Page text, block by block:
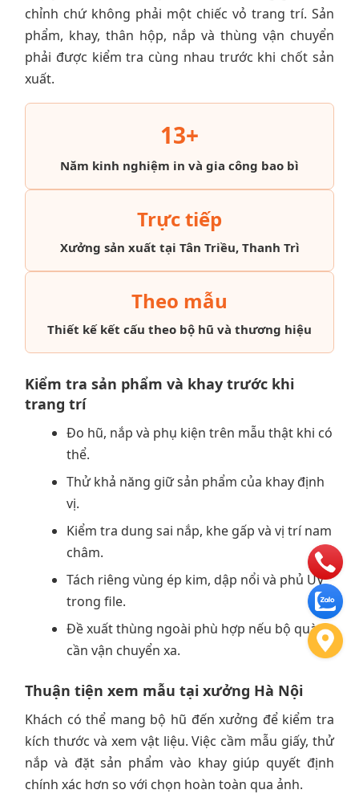
chỉnh chứ không phải một chiếc vỏ trang trí. Sản
phẩm, khay, thân hộp, nắp và thùng vận chuyển
phải được kiểm tra cùng nhau trước khi chốt sản
xuất.
13+
Năm kinh nghiệm in và gia công bao bì
Trực tiếp
Xưởng sản xuất tại Tân Triều, Thanh Trì
Theo mẫu
Thiết kế kết cấu theo bộ hũ và thương hiệu
Kiểm tra sản phẩm và khay trước khi
trang trí
Đo hũ, nắp và phụ kiện trên mẫu thật khi có
thể.
Thử khả năng giữ sản phẩm của khay định
vị.
Kiểm tra dung sai nắp, khe gấp và vị trí nam
châm.
Tách riêng vùng ép kim, dập nổi và phủ UV
trong file.
Đề xuất thùng ngoài phù hợp nếu bộ quà
cần vận chuyển xa.
Thuận tiện xem mẫu tại xưởng Hà Nội
Khách có thể mang bộ hũ đến xưởng để kiểm tra
kích thước và xem vật liệu. Việc cầm mẫu giấy, thử
nắp và đặt sản phẩm vào khay giúp quyết định
chính xác hơn so với chọn hoàn toàn qua ảnh.